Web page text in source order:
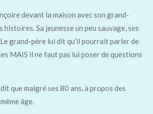
devant la maison avec son grand-
histoires. Sa jeunesse un peu sauvage, ses
Le grand-père lui dit qu’il pourrait parler de
MAIS il ne faut pas lui poser de questions
que malgré ses 80 ans, à propos des
âge.